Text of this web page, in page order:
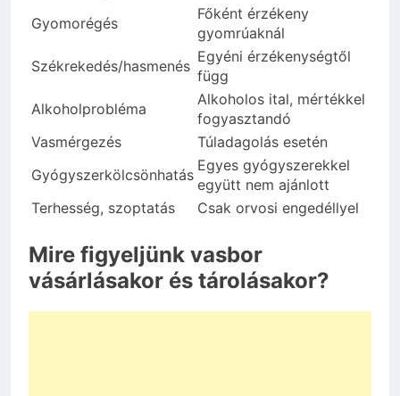
Gyomorégés
Főként érzékeny
gyomrúaknál
Székrekedés/hasmenés
Egyéni érzékenységtől
függ
Alkoholprobléma
Alkoholos ital, mértékkel
fogyasztandó
Vasmérgezés
Túladagolás esetén
Gyógyszerkölcsönhatás
Egyes gyógyszerekkel
együtt nem ajánlott
Terhesség, szoptatás
Csak orvosi engedéllyel
Mire figyeljünk vasbor
vásárlásakor és tárolásakor?